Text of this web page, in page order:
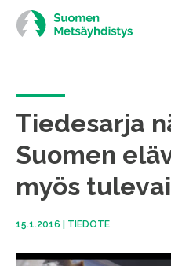
Siirry
suoraan
sisältöön
Tiedesarja
Suomen
myös
15.1.2016 TIEDOTE